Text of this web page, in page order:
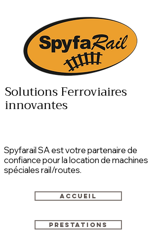
Solutions Ferroviaires
innovantes
Spyfarail SA est votre partenaire de
confiance pour la location de machines
spéciales rail/routes.
Accueil
Prestations